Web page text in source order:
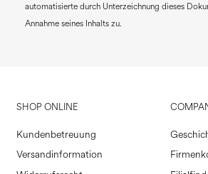
automatisierte durch Unterzeichnung dieses
Annahme seines Inhalts zu.
SHOP ONLINE
Kundenbetreuung
Versandinformation